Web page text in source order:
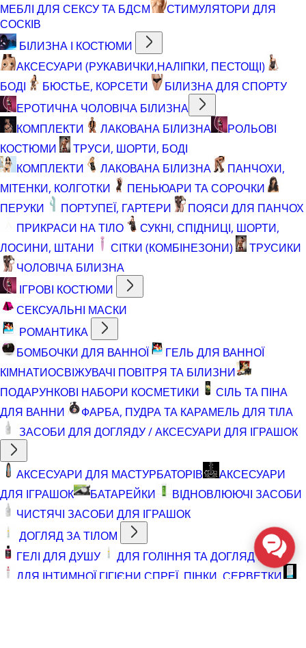
МЕБЛІ ДЛЯ СЕКСУ ТА БДСМ
СТИМУЛЯТОРИ ДЛЯ
СОСКІВ
БІЛИЗНА І КОСТЮМИ
АКСЕСУАРИ (РУКАВИЧКИ,НАЛІПКИ, ПЕСТОЩІ)
БОДІ
БЮСТЬЕ, КОРСЕТИ
БІЛИЗНА ДЛЯ СПОРТУ
ЕРОТИЧНА ЧОЛОВІЧА БІЛИЗНА
КОМПЛЕКТИ
ЛАКОВАНА БІЛИЗНА
РОЛЬОВІ
КОСТЮМИ
ТРУСИ, ШОРТИ, БОДІ
КОМПЛЕКТИ
ЛАКОВАНА БІЛИЗНА
ПАНЧОХИ,
МІТЕНКИ, КОЛГОТКИ
ПЕНЬЮАРИ ТА СОРОЧКИ
ПЕРУКИ
ПОРТУПЕЇ, ГАРТЕРИ
ПОЯСИ ДЛЯ ПАНЧОХ
ПРИКРАСИ НА ТІЛО
СУКНІ, СПІДНИЦІ, ШОРТИ,
ЛОСИНИ, ШТАНИ
СІТКИ (КОМБІНЕЗОНИ)
ТРУСИКИ
ЧОЛОВІЧА БІЛИЗНА
ІГРОВІ КОСТЮМИ
СЕКСУАЛЬНІ МАСКИ
РОМАНТИКА
БОМБОЧКИ ДЛЯ ВАННОЇ
ГЕЛЬ ДЛЯ ВАННОЇ
КІМНАТИОСВІЖУВАЧІ ПОВІТРЯ ТА БІЛИЗНИ
ПОДАРУНКОВІ НАБОРИ КОСМЕТИКИ
СІЛЬ ТА ПІНА
ДЛЯ ВАННИ
ФАРБА, ПУДРА ТА КАРАМЕЛЬ ДЛЯ ТІЛА
ЗАСОБИ ДЛЯ ДОГЛЯДУ / АКСЕСУАРИ ДЛЯ ІГРАШОК
АКСЕСУАРИ ДЛЯ МАСТУРБАТОРІВ
АКСЕСУАРИ
ДЛЯ ІГРАШОК
БАТАРЕЙКИ
ВІДНОВЛЮЮЧІ ЗАСОБИ
ЧИСТЯЧІ ЗАСОБИ ДЛЯ ІГРАШОК
ДОГЛЯД ЗА ТІЛОМ
ГЕЛІ ДЛЯ ДУШУ
ДЛЯ ГОЛІННЯ ТА ДОГЛЯД ПІСЛЯ
ДЛЯ ІНТИМНОЇ ГІГІЄНИ СПРЕЇ, ПІНКИ, СЕРВЕТКИ